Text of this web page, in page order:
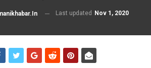
Last updated Nov 1, 2020